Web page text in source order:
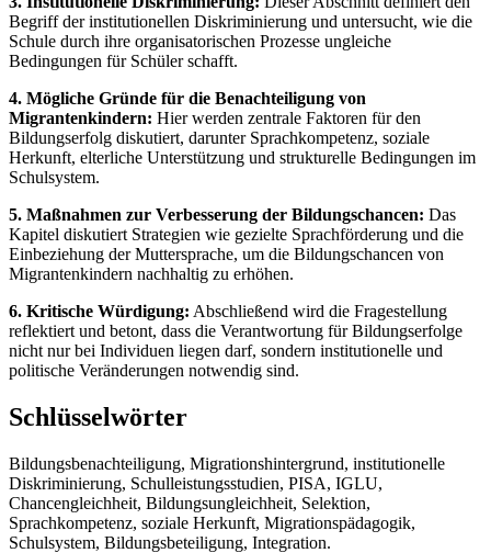
Begriff der institutionellen Diskriminierung und untersucht, wie die
Schule durch ihre organisatorischen Prozesse ungleiche
Bedingungen für Schüler schafft.
4. Mögliche Gründe für die Benachteiligung von
Migrantenkindern: Hier werden zentrale Faktoren für den
Bildungserfolg diskutiert, darunter Sprachkompetenz, soziale
Herkunft, elterliche Unterstützung und strukturelle Bedingungen im
Schulsystem.
5. Maßnahmen zur Verbesserung der Bildungschancen: Das
Kapitel diskutiert Strategien wie gezielte Sprachförderung und die
Einbeziehung der Muttersprache, um die Bildungschancen von
Migrantenkindern nachhaltig zu erhöhen.
6. Kritische Würdigung: Abschließend wird die Fragestellung
reflektiert und betont, dass die Verantwortung für Bildungserfolge
nicht nur bei Individuen liegen darf, sondern institutionelle und
politische Veränderungen notwendig sind.
Schlüsselwörter
Bildungsbenachteiligung, Migrationshintergrund, institutionelle
Diskriminierung, Schulleistungsstudien, PISA, IGLU,
Chancengleichheit, Bildungsungleichheit, Selektion,
Sprachkompetenz, soziale Herkunft, Migrationspädagogik,
Schulsystem, Bildungsbeteiligung, Integration.